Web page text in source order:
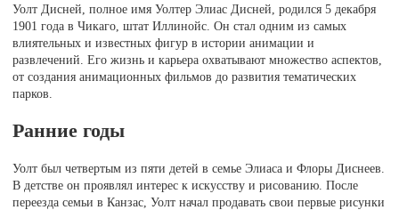
Уолт Дисней, полное имя Уолтер Элиас Дисней, родился 5 декабря
1901 года в Чикаго, штат Иллинойс. Он стал одним из самых
влиятельных и известных фигур в истории анимации и
развлечений. Его жизнь и карьера охватывают множество аспектов,
от создания анимационных фильмов до развития тематических
парков.
Ранние годы
Уолт был четвертым из пяти детей в семье Элиаса и Флоры Диснеев.
В детстве он проявлял интерес к искусству и рисованию. После
переезда семьи в Канзас, Уолт начал продавать свои первые рисунки